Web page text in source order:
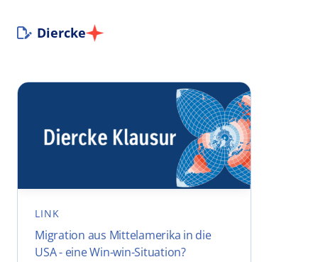
Diercke
LINK
Migration aus Mittelamerika in die
USA - eine Win-win-Situation?